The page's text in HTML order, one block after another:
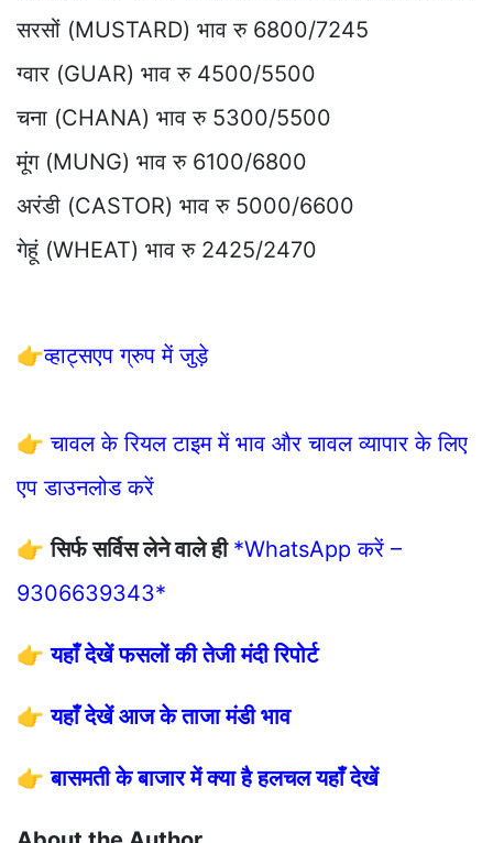
सरसों (MUSTARD) भाव रु 6800/7245
ग्वार (GUAR) भाव रु 4500/5500
चना (CHANA) भाव रु 5300/5500
मूंग (MUNG) भाव रु 6100/6800
अरंडी (CASTOR) भाव रु 5000/6600
गेहूं (WHEAT) भाव रु 2425/2470
👉व्हाट्सएप ग्रुप में जुड़े
👉चावल के रियल टाइम में भाव और चावल व्यापार के लिए
एप डाउनलोड करें
👉सिर्फ सर्विस लेने वाले ही *WhatsApp करें –
9306639343*
👉यहाँ देखें फसलों की तेजी मंदी रिपोर्ट
👉यहाँ देखें आज के ताजा मंडी भाव
👉बासमती के बाजार में क्या है हलचल यहाँ देखें